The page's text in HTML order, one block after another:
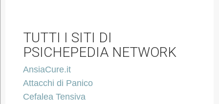
TUTTI I SITI DI
PSICHEPEDIA NETWORK
AnsiaCure.it
Attacchi di Panico
Cefalea Tensiva